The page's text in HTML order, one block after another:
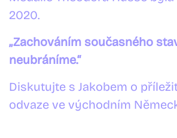
2020.
„Zachováním současného
neubráníme.“
Diskutujte s Jakobem o
odvaze ve východním